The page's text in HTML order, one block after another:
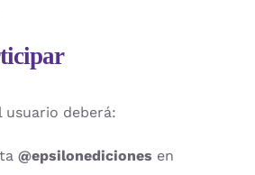
usuario deberá:
@epsilonediciones en